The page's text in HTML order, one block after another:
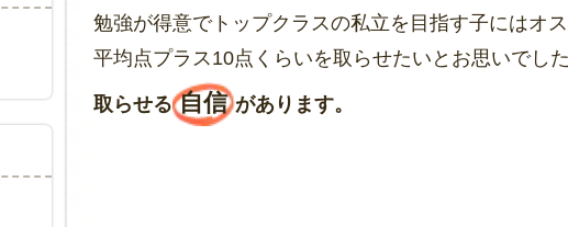
勉強が得意でトップクラスの私立を目指す子にはオ
平均点プラス10点くらいを取らせたいとお思いでし
取らせる 自信 があります。